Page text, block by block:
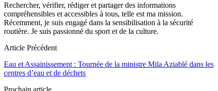
Rechercher, vérifier, rédiger et partager des informations
compréhensibles et accessibles à tous, telle est ma mission.
Récemment, je suis engagé dans la sensibilisation à la sécurité
routière. Je suis passionné du sport et de la culture.
Article Précédent
Eau et Assainissement : Tournée de la ministre Mila Aziablé dans les
centres d’eau et de déchets
Prochain article